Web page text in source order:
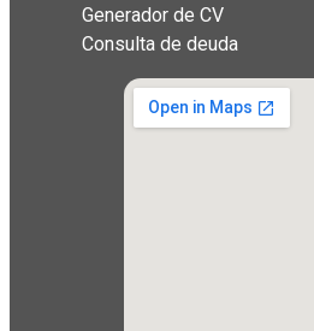
Generador de CV
Consulta de deuda